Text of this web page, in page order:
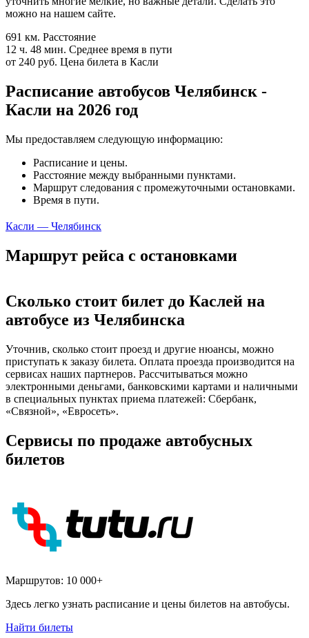
можно на нашем сайте.
691 км. Расстояние
12 ч. 48 мин. Среднее время в пути
от 240 руб. Цена билета в Касли
Расписание автобусов Челябинск -
Касли на 2026 год
Мы предоставляем следующую информацию:
Расписание и цены.
Расстояние между выбранными пунктами.
Маршрут следования с промежуточными остановками.
Время в пути.
Касли — Челябинск
Маршрут рейса с остановками
Сколько стоит билет до Каслей на
автобусе из Челябинска
Уточнив, сколько стоит проезд и другие нюансы, можно
приступать к заказу билета. Оплата проезда производится на
сервисах наших партнеров. Рассчитываться можно
электронными деньгами, банковскими картами и наличными
в специальных пунктах приема платежей: Сбербанк,
«Связной», «Евросеть».
Сервисы по продаже автобусных
билетов
Маршрутов: 10 000+
Здесь легко узнать расписание и цены билетов на автобусы.
Найти билеты